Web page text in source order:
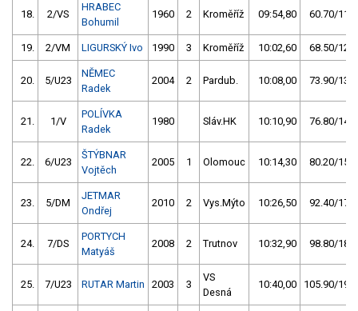
18. 2/VS
HRABEC
Bohumil
1960 2 Kroměříž 09:54,80 60.70/11,4
19. 2/VM LIGURSKÝ Ivo 1990 3 Kroměříž 10:02,60 68.50/12,8
20. 5/U23
NĚMEC
Radek
2004 2 Pardub. 10:08,00 73.90/13,8
21. 1/V
POLÍVKA
Radek
1980 Sláv.HK 10:10,90 76.80/14,4
22. 6/U23
ŠTÝBNAR
Vojtěch
2005 1 Olomouc 10:14,30 80.20/15,0
23. 5/DM
JETMAR
Ondřej
2010 2 Vys.Mýto 10:26,50 92.40/17,3
24. 7/DS
PORTYCH
Matyáš
2008 2 Trutnov 10:32,90 98.80/18,5
25. 7/U23 RUTAR Martin 2003 3
VS
Desná
10:40,00 105.90/19,8